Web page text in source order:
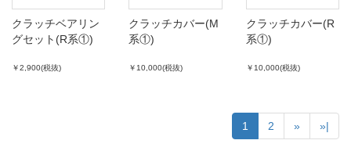
クラッチベアリン
グセット(R系①)
￥2,900(税抜)
クラッチカバー(M
系①)
￥10,000(税抜)
クラッチカバー(R
系①)
￥10,000(税抜)
1 2 » »|